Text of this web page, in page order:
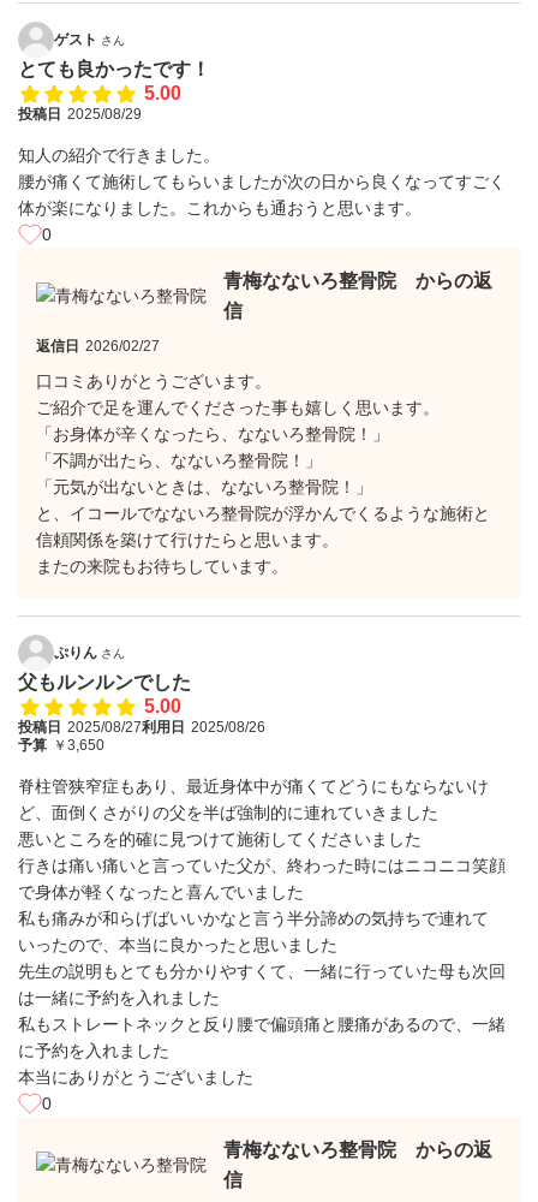
ゲスト さん
とても良かったです！
5.00
投稿日 2025/08/29
知人の紹介で行きました。
腰が痛くて施術してもらいましたが次の日から良くなってすごく
体が楽になりました。これからも通おうと思います。
0
青梅なないろ整骨院 からの返
信
返信日 2026/02/27
口コミありがとうございます。
ご紹介で足を運んでくださった事も嬉しく思います。
「お身体が辛くなったら、なないろ整骨院！」
「不調が出たら、なないろ整骨院！」
「元気が出ないときは、なないろ整骨院！」
と、イコールでなないろ整骨院が浮かんでくるような施術と
信頼関係を築けて行けたらと思います。
またの来院もお待ちしています。
ぷりん さん
父もルンルンでした
5.00
投稿日 2025/08/27利用日 2025/08/26
予算 ￥3,650
脊柱管狭窄症もあり、最近身体中が痛くてどうにもならないけ
ど、面倒くさがりの父を半ば強制的に連れていきました
悪いところを的確に見つけて施術してくださいました
行きは痛い痛いと言っていた父が、終わった時にはニコニコ笑顔
で身体が軽くなったと喜んでいました
私も痛みが和らげばいいかなと言う半分諦めの気持ちで連れて
いったので、本当に良かったと思いました
先生の説明もとても分かりやすくて、一緒に行っていた母も次回
は一緒に予約を入れました
私もストレートネックと反り腰で偏頭痛と腰痛があるので、一緒
に予約を入れました
本当にありがとうございました
0
青梅なないろ整骨院 からの返
信